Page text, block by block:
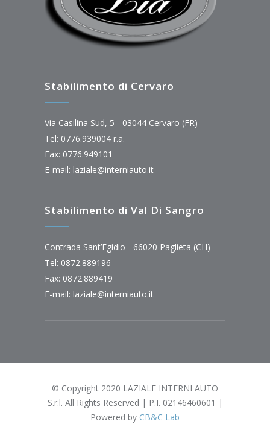
Stabilimento di Cervaro
Via Casilina Sud, 5 - 03044 Cervaro (FR)
Tel: 0776.939004 r.a.
Fax: 0776.949101
E-mail: laziale@interniauto.it
Stabilimento di Val Di Sangro
Contrada Sant’Egidio - 66020 Paglieta (CH)
Tel: 0872.889196
Fax: 0872.889419
E-mail: laziale@interniauto.it
© Copyright 2020 LAZIALE INTERNI AUTO
S.r.l. All Rights Reserved | P.I. 02146460601 |
Powered by CB&C Lab